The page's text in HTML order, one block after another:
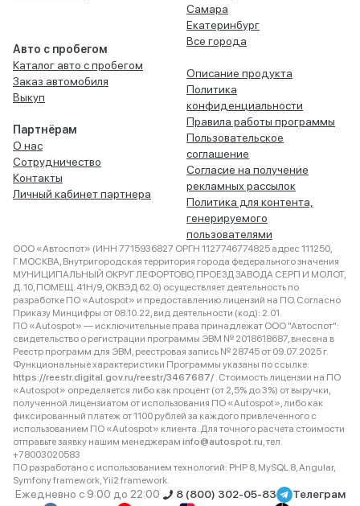
Авто с пробегом
Каталог авто с пробегом
Заказ автомобиля
Выкуп
Партнёрам
О нас
Сотрудничество
Контакты
Личный кабинет партнера
Самара
Екатеринбург
Все города
Описание продукта
Политика
конфиденциальности
Правила работы программы
Пользовательское
соглашение
Согласие на получение
рекламных рассылок
Политика для контента,
генерируемого
пользователями
ООО «Автоспот» (ИНН 7715936827 ОРГН 1127746774825 адрес 111250,
Г.МОСКВА, Внутригородская территория города федерального значения
МУНИЦИПАЛЬНЫЙ ОКРУГ ЛЕФОРТОВО, ПРОЕЗД ЗАВОДА СЕРП И МОЛОТ,
Д. 10, ПОМЕЩ. 41Н/9, ОКВЭД 62.0) осуществляет деятельность по
разработке ПО «Autospot» и предоставлению лицензий на ПО. Согласно
Приказу Минцифры от 08.10.22, вид деятельности (код): 2.01.
ПО «Autospot» — исключительные права принадлежат ООО "Автоспот":
свидетельство о регистрации программы ЭВМ № 2018618687, внесена в
Реестр программ для ЭВМ, реестровая запись № 28745 от 09.07.2025 г.
Функциональные характеристики Программы указаны по ссылке:
https://reestr.digital.gov.ru/reestr/3467687/ . Стоимость лицензии на ПО
«Autospot» определяется либо как процент (от 2,5% до 3%) от выручки,
полученной лицензиатом от использования ПО «Autospot», либо как
фиксированный платеж от 1100 рублей за каждого привлеченного с
использованием ПО «Autospot» клиента. Для точного расчета стоимости
отправьте заявку нашим менеджерам info@autospot.ru, тел.
+78003020583
ПО разработано с использованием технологий: PHP 8, MySQL 8, Angular,
Symfony framework, Yii2 framework.
Ежедневно с 9:00 до 22:00 8 (800) 302-05-83
Телеграм